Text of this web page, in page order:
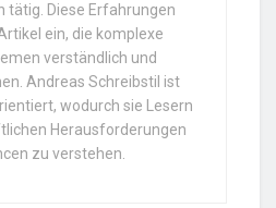
tätig. Diese Erfahrungen
ein, die komplexe
verständlich und
Andreas Schreibstil ist
wodurch sie Lesern
Herausforderungen
zu verstehen.